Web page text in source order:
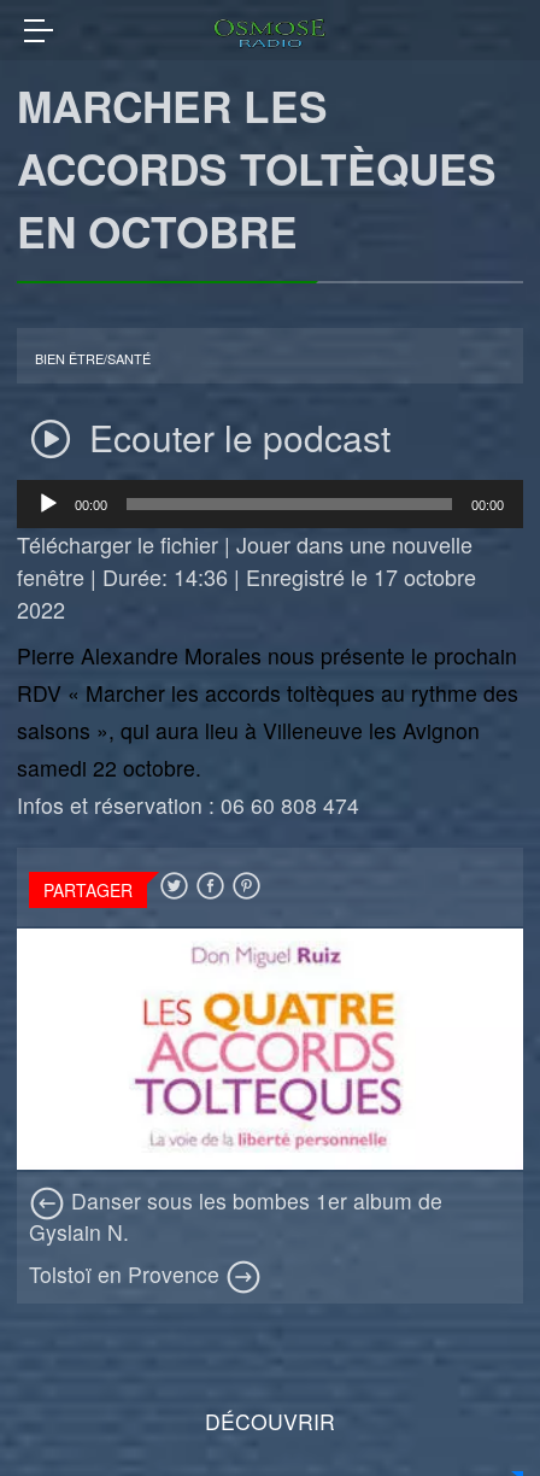
MARCHER LES
ACCORDS TOLTÈQUES
EN OCTOBRE
BIEN ÊTRE/SANTÉ
Ecouter le podcast
Lecteur
audio
00:00 00:00
Télécharger le fichier |Jouer dans une nouvelle
fenêtre | Durée: 14:36 | Enregistré le 17 octobre
2022
Pierre Alexandre Morales nous présente le prochain
RDV « Marcher les accords toltèques au rythme des
saisons », qui aura lieu à Villeneuve les Avignon
samedi 22 octobre.
Infos et réservation : 06 60 808 474
PARTAGER
Danser sous les bombes 1er album de
Gyslain N.
Tolstoï en Provence
DÉCOUVRIR